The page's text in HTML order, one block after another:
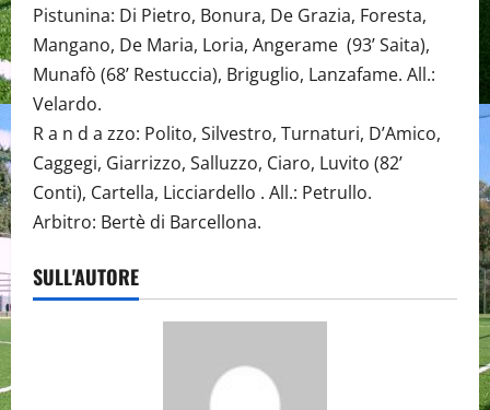
Pistunina: Di Pietro, Bonura, De Grazia, Foresta,
Mangano, De Maria, Loria, Angerame (93’ Saita),
Munafò (68’ Restuccia), Briguglio, Lanzafame. All.:
Velardo.
R a n d a zzo: Polito, Silvestro, Turnaturi, D’Amico,
Caggegi, Giarrizzo, Salluzzo, Ciaro, Luvito (82’
Conti), Cartella, Licciardello . All.: Petrullo.
Arbitro: Bertè di Barcellona.
SULL'AUTORE